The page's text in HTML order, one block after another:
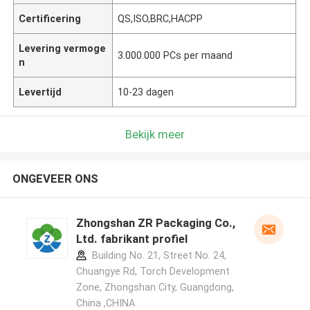
Certificering QS,ISO,BRC,HACPP
Levering vermoge
n
3.000.000 PCs per maand
Levertijd 10-23 dagen
Bekijk meer
ONGEVEER ONS
Zhongshan ZR Packaging Co.,
Ltd. fabrikant profiel
Building No. 21, Street No. 24,
Chuangye Rd, Torch Development
Zone, Zhongshan City, Guangdong,
China ,CHINA